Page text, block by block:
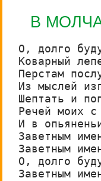
В
О, долго
Коварный
Перстам
Из мыслей
Шептать и
Речей моих
И в
Заветным
Заветным
О, долго
Заветным